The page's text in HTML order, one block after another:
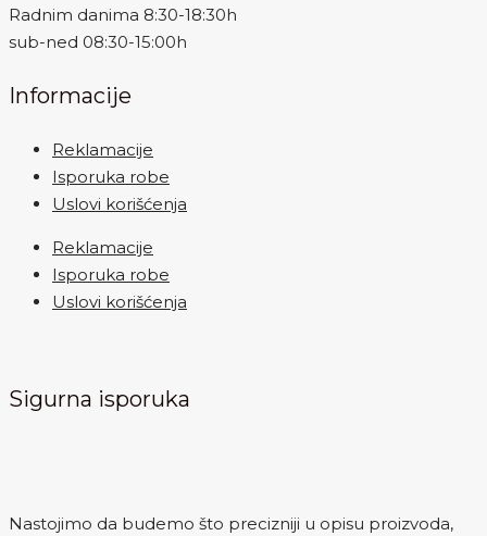
Radnim danima 8:30-18:30h
sub-ned 08:30-15:00h
Informacije
Reklamacije
Isporuka robe
Uslovi korišćenja
Reklamacije
Isporuka robe
Uslovi korišćenja
Sigurna isporuka
Nastojimo da budemo što precizniji u opisu proizvoda,